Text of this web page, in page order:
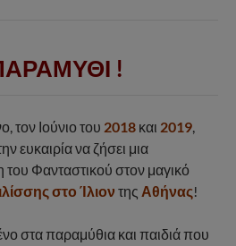
!
τον Ιούνιο του 2018 και 2019,
ευκαιρία να ζήσει μια
Φανταστικού στον μαγικό
στο Ίλιον της Αθήνας!
στα παραμύθια και παιδιά που